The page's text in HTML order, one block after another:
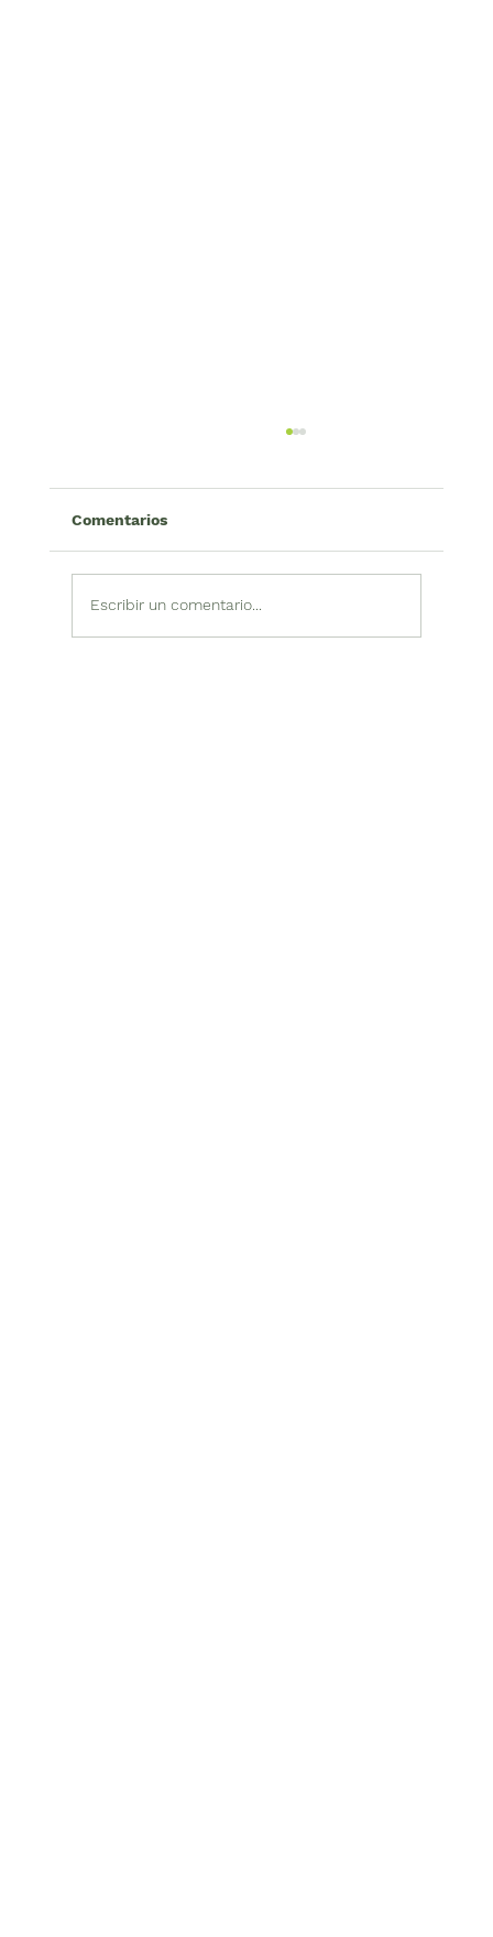
Comentarios
Escribir un comentario...